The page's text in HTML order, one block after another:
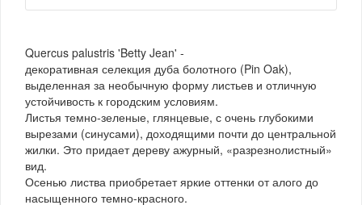
Quercus palustris 'Betty Jean' -
декоративная селекция дуба болотного (Pin Oak),
выделенная за необычную форму листьев и отличную
устойчивость к городским условиям.
Листья темно-зеленые, глянцевые, с очень глубокими
вырезами (синусами), доходящими почти до центральной
жилки. Это придает дереву ажурный, «разрезнолистный»
вид.
Осенью листва приобретает яркие оттенки от алого до
насыщенного темно-красного.